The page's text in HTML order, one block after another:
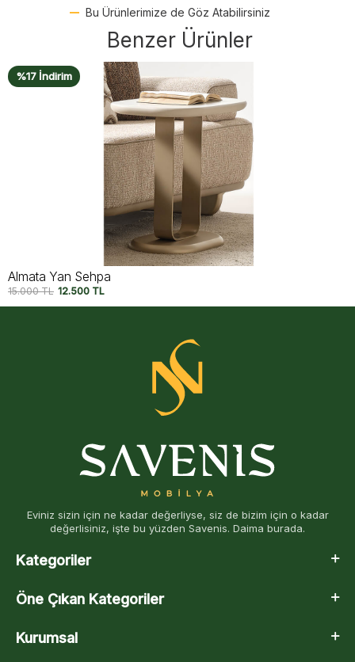
Bu Ürünlerimize de Göz Atabilirsiniz
Benzer Ürünler
%15 İndirim
Utopia Ceviz Yan Sehpa
20.950TL 17.750 TL
Eviniz sizin için ne kadar değerliyse, siz de bizim için o kadar
değerlisiniz, işte bu yüzden Savenis. Daima burada.
Kategoriler
Öne Çıkan Kategoriler
Kurumsal